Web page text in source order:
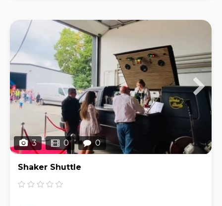
3 0 0
Shaker Shuttle